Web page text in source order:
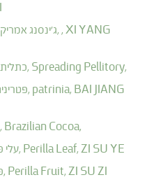
ג'ינסנג אמריקאי, , XI YANG
כתלית יהודה, Spreading Pellitory,
פטריניה, patrinia, BAI JIANG
גוארנה, Brazilian Cocoa,
עלי פרילה, Perilla Leaf, ZI SU YE
פרילה, Perilla Fruit, ZI SU ZI